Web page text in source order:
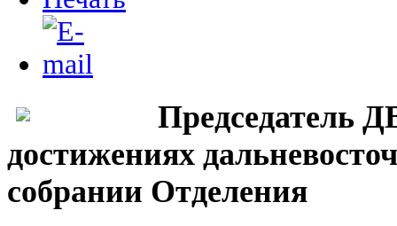
Председатель
достижениях
собрании Отделения